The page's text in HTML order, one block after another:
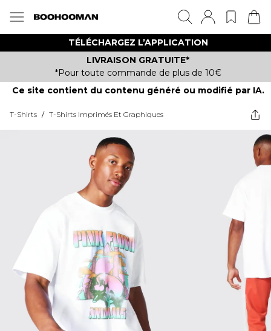
TÉLÉCHARGEZ L’APPLICATION
LIVRAISON GRATUITE*
*Pour toute commande de plus de 10€
Ce site contient du contenu généré ou modifié par IA.
T-Shirts / T-Shirts Imprimés Et Graphiques